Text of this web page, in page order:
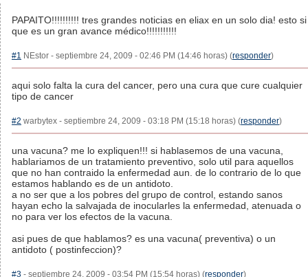
PAPAITO!!!!!!!!!! tres grandes noticias en eliax en un solo dia! esto si
que es un gran avance médico!!!!!!!!!!!
#1 NEstor - septiembre 24, 2009 - 02:46 PM (14:46 horas) (responder)
aqui solo falta la cura del cancer, pero una cura que cure cualquier
tipo de cancer
#2 warbytex - septiembre 24, 2009 - 03:18 PM (15:18 horas) (responder)
una vacuna? me lo expliquen!!! si hablasemos de una vacuna,
hablariamos de un tratamiento preventivo, solo util para aquellos
que no han contraido la enfermedad aun. de lo contrario de lo que
estamos hablando es de un antidoto.
a no ser que a los pobres del grupo de control, estando sanos
hayan echo la salvajada de inocularles la enfermedad, atenuada o
no para ver los efectos de la vacuna.
asi pues de que hablamos? es una vacuna( preventiva) o un
antidoto ( postinfeccion)?
#3 - septiembre 24, 2009 - 03:54 PM (15:54 horas) (responder)